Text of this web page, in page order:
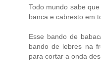
Todo mundo sabe
banca e cabresto em
Esse bando de
bando de lebres na
para cortar a onda